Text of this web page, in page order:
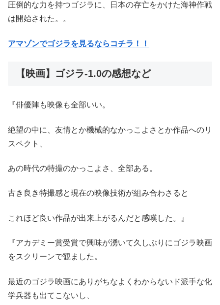
圧倒的な力を持つゴジラに、日本の存亡をかけた海神作戦
は開始された。。
アマゾンでゴジラを見るならコチラ！！
【映画】ゴジラ-1.0の感想など
『俳優陣も映像も全部いい。
絶望の中に、友情とか機械的なかっこよさとか作品へのリ
スペクト、
あの時代の特撮のかっこよさ、全部ある。
古き良き特撮感と現在の映像技術が組み合わさると
これほど良い作品が出来上がるんだと感嘆した。』
『アカデミー賞受賞で興味が湧いて久しぶりにゴジラ映画
をスクリーンで観ました。
最近のゴジラ映画にありがちなよくわからないド派手な化
学兵器も出てこないし、